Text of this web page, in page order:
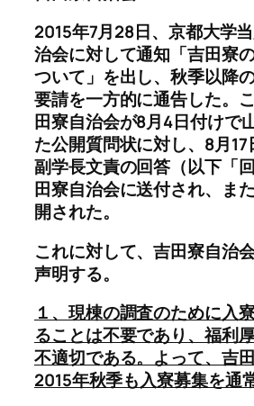
2015年7月28日、京都大学
治会に対して通知「吉田寮
ついて」を出し、秋季以降
要請を一方的に通告した。
田寮自治会が8月4日付けで
た公開質問状に対し、8月17
副学長文責の回答（以下「
田寮自治会に送付され、ま
開された。
これに対して、吉田寮自治
声明する。
１、現棟の調査のために入
ることは不要であり、福利
不適切である。よって、吉
2015年秋季も入寮募集を通